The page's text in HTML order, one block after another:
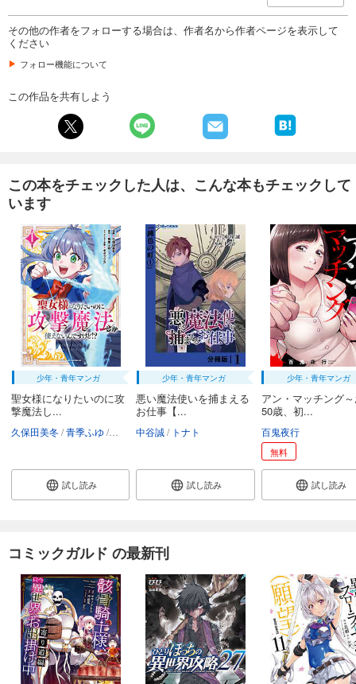
その他の作者をフォローする場合は、作者名から作者ページを表示して
ください
フォロー機能について
この作品を共有しよう
この本をチェックした人は、こんな本もチェックして
います
少年・青年マンガ
聖女様になりたいのに攻
撃魔法し...
久保田美冬 青季ふゆ ボダックス
試し読み
少年・青年マンガ
悪い魔法使いを捕まえる
お仕事【...
中谷誠 トナト
試し読み
少年・青年マンガ
アン・マッチング
50歳、初...
百鬼夜行
無料
試し読み
コミックガルド の最新刊